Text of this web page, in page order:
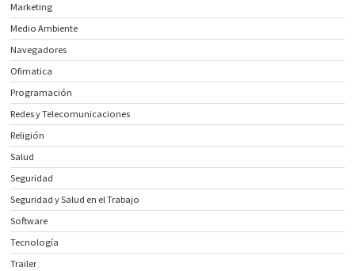
Marketing
Medio Ambiente
Navegadores
Ofimatica
Programación
Redes y Telecomunicaciones
Religión
Salud
Seguridad
Seguridad y Salud en el Trabajo
Software
Tecnología
Trailer